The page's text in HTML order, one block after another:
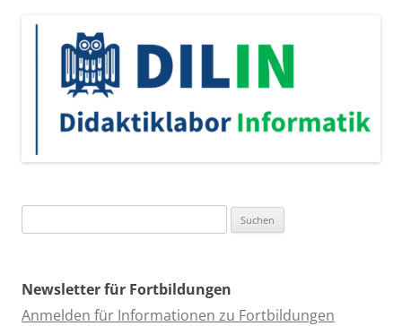
nach:
Newsletter für Fortbildungen
Anmelden für Informationen zu Fortbildungen